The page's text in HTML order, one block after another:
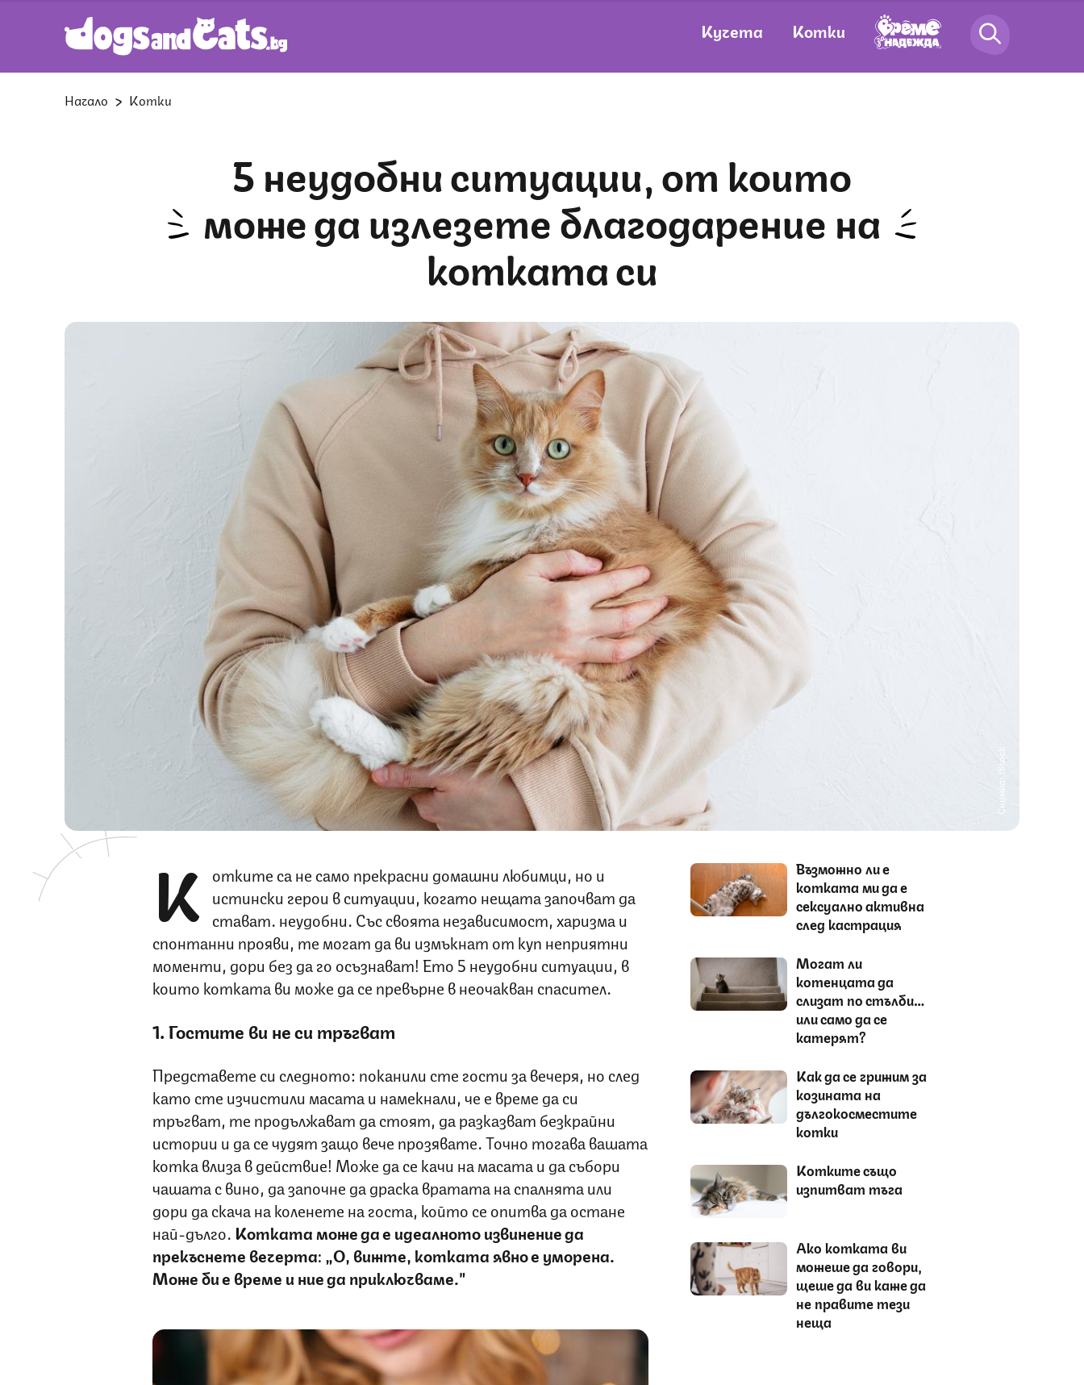
Кучета Котки
Начало Котки
5 неудобни ситуации, от които
може да излезете благодарение на
котката си
Снимка: iStock
К отките са не само прекрасни домашни любимци, но и
истински герои в ситуации, когато нещата започват да
стават… неудобни. Със своята независимост, харизма и
спонтанни прояви, те могат да ви измъкнат от куп неприятни
моменти, дори без да го осъзнават! Ето 5 неудобни ситуации, в
които котката ви може да се превърне в неочакван спасител.
1. Гостите ви не си тръгват
Представете си следното: поканили сте гости за вечеря, но след
като сте изчистили масата и намекнали, че е време да си
тръгват, те продължават да стоят, да разказват безкрайни
истории и да се чудят защо вече прозявате. Точно тогава вашата
котка влиза в действие! Може да се качи на масата и да събори
чашата с вино, да започне да драска вратата на спалнята или
дори да скача на коленете на госта, който се опитва да остане
най-дълго. Котката може да е идеалното извинение да
прекъснете вечерта: „О, вижте, котката явно е уморена.
Може би е време и ние да приключваме."
Възможно ли е
котката ми да е
сексуално активна
след кастрация
Могат ли
котенцата да
слизат по стълби…
или само да се
катерят?
Как да се грижим за
козината на
дългокосместите
котки
Котките също
изпитват тъга
Ако котката ви
можеше да говори,
щеше да ви каже да
не правите тези
неща